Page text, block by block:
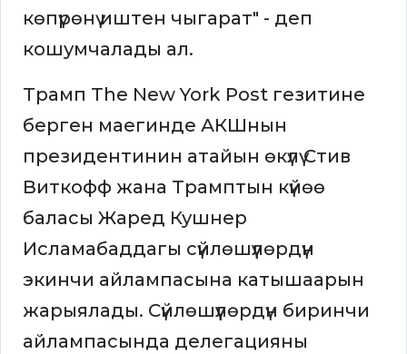
көпүрөнү иштен чыгарат" - деп
кошумчалады ал.
Трамп The New York Post гезитине
берген маегинде АКШнын
президентинин атайын өкүлү Стив
Виткофф жана Трамптын күйөө
баласы Жаред Кушнер
Исламабаддагы сүйлөшүүлөрдүн
экинчи айлампасына катышаарын
жарыялады. Сүйлөшүүлөрдүн биринчи
айлампасында делегацияны